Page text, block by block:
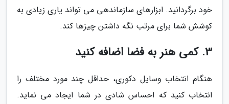
خود برگردانید. ابزارهای سازماندهی می تواند یاری زیادی به
کوشش شما برای مرتب نگه داشتن چیزها کند.
3. کمی هنر به فضا اضافه کنید
هنگام انتخاب وسایل دکوری، حداقل چند مورد مختلف را
انتخاب کنید که احساس شادی در شما ایجاد می نماید.